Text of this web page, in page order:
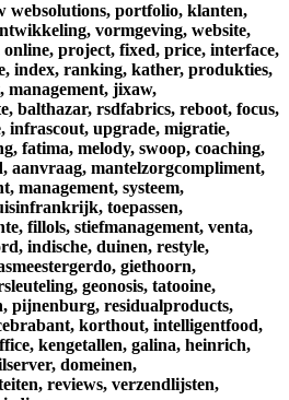
websolutions, portfolio, klanten,
vormgeving, website,
online, project, fixed, price, interface,
index, ranking, kather, produkties,
management, jixaw,
balthazar, rsdfabrics, reboot, focus,
infrascout, upgrade, migratie,
fatima, melody, swoop, coaching,
aanvraag, mantelzorgcompliment,
management, systeem,
toepassen,
fillols, stiefmanagement, venta,
indische, duinen, restyle,
giethoorn,
geonosis, tatooine,
pijnenburg, residualproducts,
korthout, intelligentfood,
kengetallen, galina, heinrich,
domeinen,
reviews, verzendlijsten,